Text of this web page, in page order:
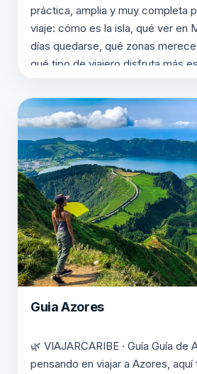
práctica, amplia y muy completa
viaje: cómo es la isla, qué ver en
días quedarse, qué zonas
qué tipo de viajero disfruta más
Guia Azores
🌿 VIAJARCARIBE · Guía Guía de
pensando en viajar a Azores, aquí